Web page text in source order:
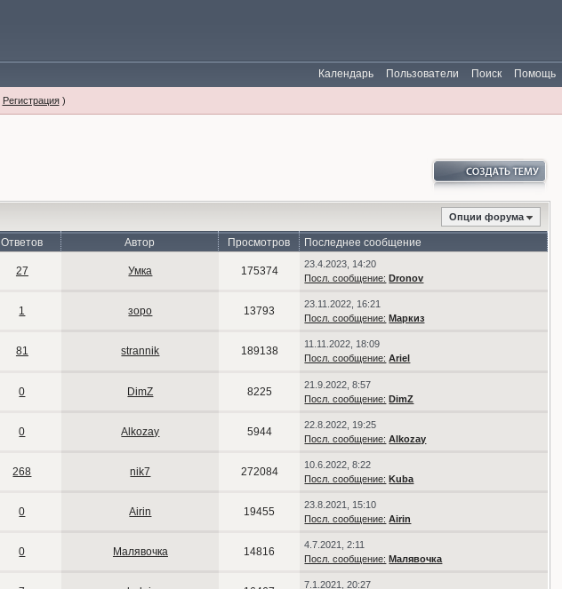
Помощь
Поиск
Пользователи
Календарь
Регистрация)
Опции форума
Ответов Автор Просмотров Последнее сообщение
27 Умка 175374
23.4.2023, 14:20
Посл. сообщение: Dronov
1 зоро 13793
23.11.2022, 16:21
Посл. сообщение: Маркиз
81 strannik 189138
11.11.2022, 18:09
Посл. сообщение: Ariel
0 DimZ 8225
21.9.2022, 8:57
Посл. сообщение: DimZ
0 Alkozay 5944
22.8.2022, 19:25
Посл. сообщение: Alkozay
268 nik7 272084
10.6.2022, 8:22
Посл. сообщение: Kuba
0 Airin 19455
23.8.2021, 15:10
Посл. сообщение: Airin
0 Малявочка 14816
4.7.2021, 2:11
Посл. сообщение: Малявочка
7.1.2021, 20:27